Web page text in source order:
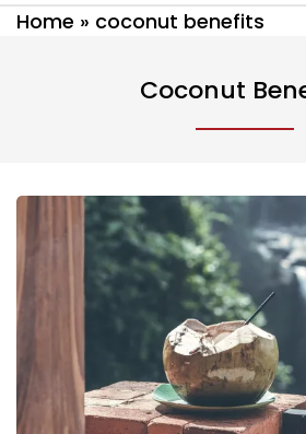
Home » coconut benefits
Coconut